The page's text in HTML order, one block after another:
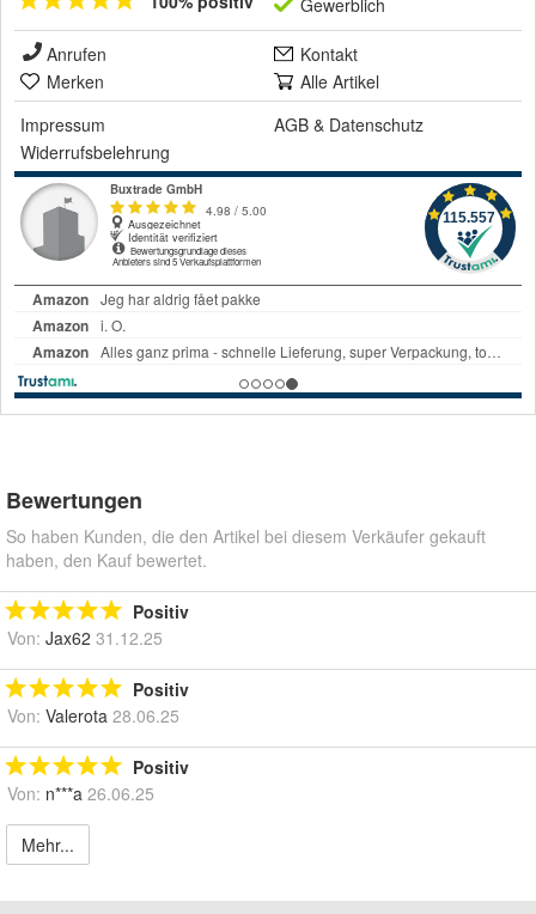
Gewerblich
Anrufen
Kontakt
Merken
Alle Artikel
Impressum
AGB & Datenschutz
Widerrufsbelehrung
Bewertungen
So haben Kunden, die den Artikel bei diesem Verkäufer gekauft
haben, den Kauf bewertet.
Positiv
Von: Jax62 31.12.25
Positiv
Von: Valerota 28.06.25
Positiv
Von: n***a 26.06.25
Mehr...